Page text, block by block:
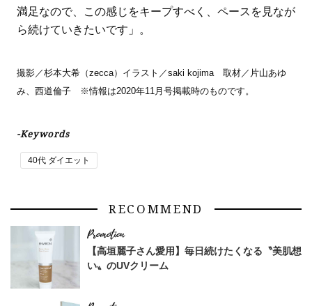
満足なので、この感じをキープすべく、ペースを見なが
ら続けていきたいです」。
撮影／杉本大希（zecca）イラスト／saki kojima 取材／片山あゆ
み、西道倫子 ※情報は2020年11月号掲載時のものです。
-Keywords
40代 ダイエット
RECOMMEND
【高垣麗子さん愛用】毎日続けたくなる〝美肌想
い〟のUVクリーム